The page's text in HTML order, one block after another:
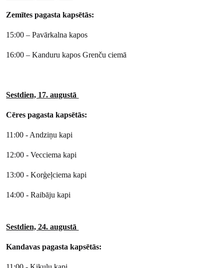
Zemītes pagasta kapsētās:
15:00 – Pavārkalna kapos
16:00 – Kanduru kapos Grenču ciemā
Sestdien, 17. augustā
Cēres pagasta kapsētās:
11:00 - Andziņu kapi
12:00 - Vecciema kapi
13:00 - Korģeļciema kapi
14:00 - Raibāju kapi
Sestdien, 24. augustā
Kandavas pagasta kapsētās: